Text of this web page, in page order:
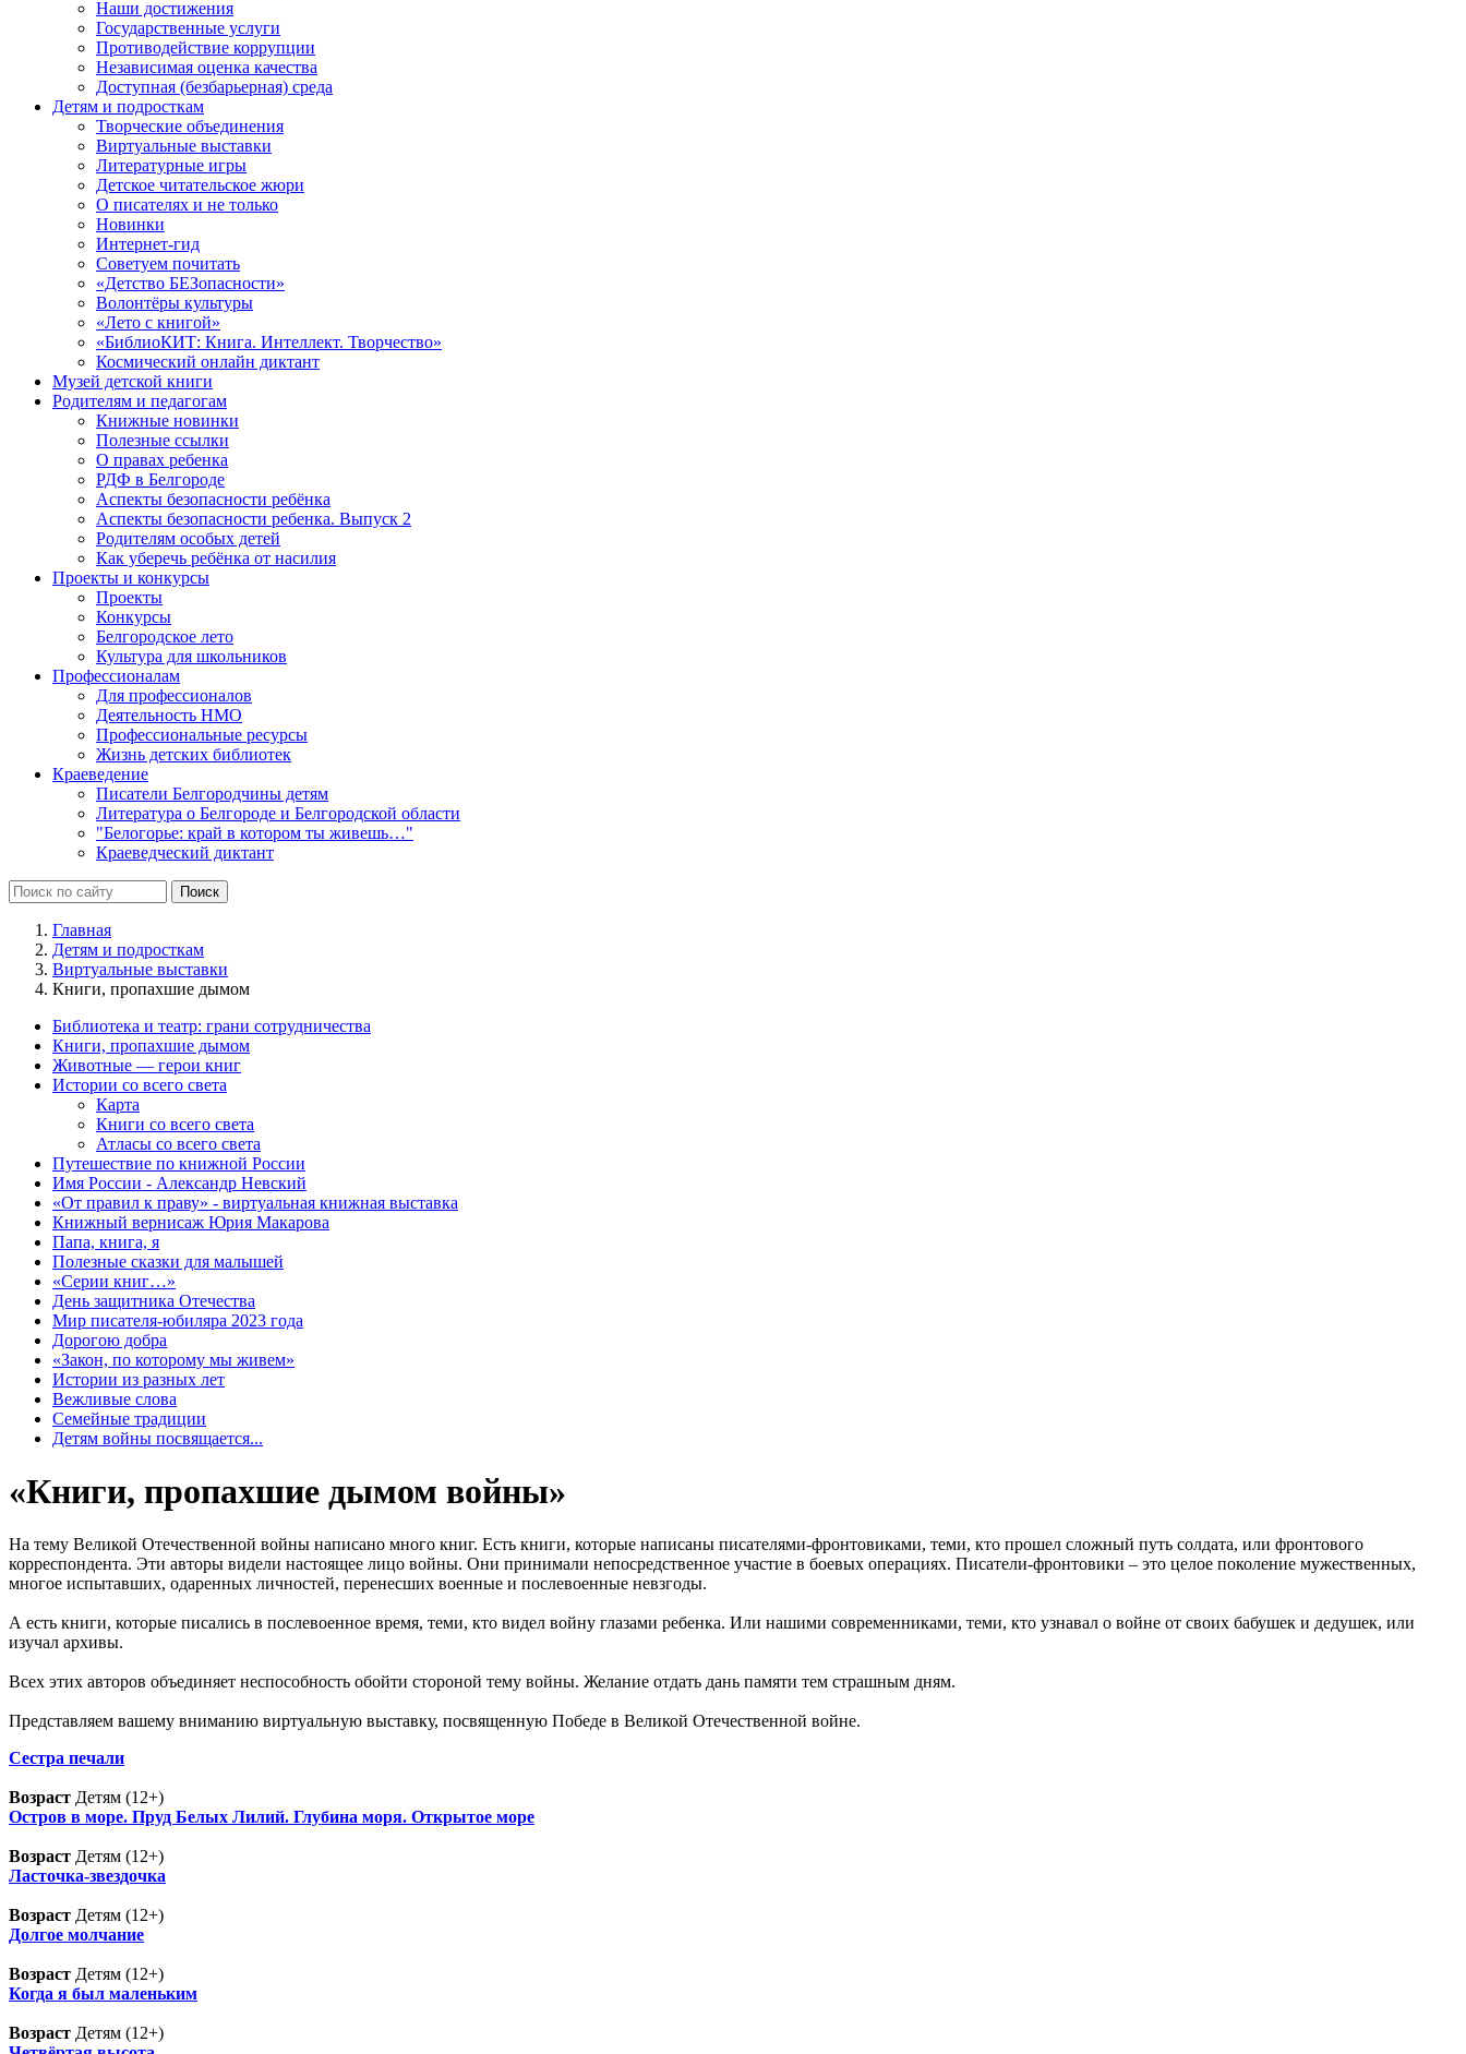
Наши достижения
Государственные услуги
Противодействие коррупции
Независимая оценка качества
Доступная (безбарьерная) среда
Детям и подросткам
Творческие объединения
Виртуальные выставки
Литературные игры
Детское читательское жюри
О писателях и не только
Новинки
Интернет-гид
Советуем почитать
«Детство БЕЗопасности»
Волонтёры культуры
«Лето с книгой»
«БиблиоКИТ: Книга. Интеллект. Творчество»
Космический онлайн диктант
Музей детской книги
Родителям и педагогам
Книжные новинки
Полезные ссылки
О правах ребенка
РДФ в Белгороде
Аспекты безопасности ребёнка
Аспекты безопасности ребенка. Выпуск 2
Родителям особых детей
Как уберечь ребёнка от насилия
Проекты и конкурсы
Проекты
Конкурсы
Белгородское лето
Культура для школьников
Профессионалам
Для профессионалов
Деятельность НМО
Профессиональные ресурсы
Жизнь детских библиотек
Краеведение
Писатели Белгородчины детям
Литература о Белгороде и Белгородской области
"Белогорье: край в котором ты живешь…"
Краеведческий диктант
Главная
Детям и подросткам
Виртуальные выставки
Книги, пропахшие дымом
Библиотека и театр: грани сотрудничества
Книги, пропахшие дымом
Животные — герои книг
Истории со всего света
Карта
Книги со всего света
Атласы со всего света
Путешествие по книжной России
Имя России - Александр Невский
«От правил к праву» - виртуальная книжная выставка
Книжный вернисаж Юрия Макарова
Папа, книга, я
Полезные сказки для малышей
«Серии книг…»
День защитника Отечества
Мир писателя-юбиляра 2023 года
Дорогою добра
«Закон, по которому мы живем»
Истории из разных лет
Вежливые слова
Семейные традиции
Детям войны посвящается...
«Книги, пропахшие дымом войны»
На тему Великой Отечественной войны написано много книг. Есть книги, которые написаны писателями-фронтовиками, теми, кто прошел сложный путь солдата, или фронтового
корреспондента. Эти авторы видели настоящее лицо войны. Они принимали непосредственное участие в боевых операциях. Писатели-фронтовики – это целое поколение мужественных,
многое испытавших, одаренных личностей, перенесших военные и послевоенные невзгоды.
А есть книги, которые писались в послевоенное время, теми, кто видел войну глазами ребенка. Или нашими современниками, теми, кто узнавал о войне от своих бабушек и дедушек, или
изучал архивы.
Всех этих авторов объединяет неспособность обойти стороной тему войны. Желание отдать дань памяти тем страшным дням.
Представляем вашему вниманию виртуальную выставку, посвященную Победе в Великой Отечественной войне.
Сестра печали
Возраст Детям (12+)
Остров в море. Пруд Белых Лилий. Глубина моря. Открытое море
Возраст Детям (12+)
Ласточка-звездочка
Возраст Детям (12+)
Долгое молчание
Возраст Детям (12+)
Когда я был маленьким
Возраст Детям (12+)